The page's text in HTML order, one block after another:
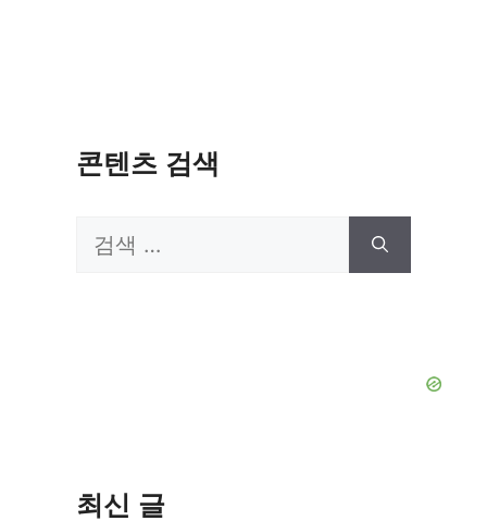
콘텐츠 검색
검
최신 글